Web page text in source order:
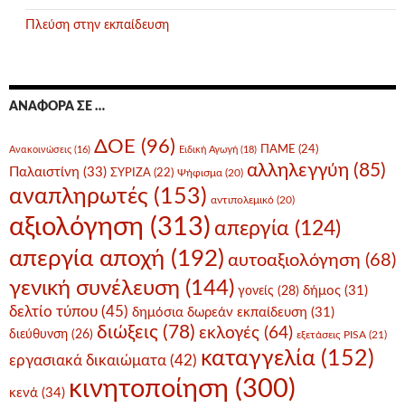
Πλεύση στην εκπαίδευση
ΑΝΑΦΟΡΆ ΣΕ …
Ανακοινώσεις (16) ΔΟΕ (96) Ειδική Αγωγή (18) ΠΑΜΕ (24)
Παλαιστίνη (33) ΣΥΡΙΖΑ (22) Ψήφισμα (20) αλληλεγγύη (85)
αναπληρωτές (153) αντιπολεμικό (20)
αξιολόγηση (313) απεργία (124)
απεργία αποχή (192) αυτοαξιολόγηση (68)
γενική συνέλευση (144) γονείς (28) δήμος (31)
δελτίο τύπου (45) δημόσια δωρεάν εκπαίδευση (31)
διεύθυνση (26) διώξεις (78) εκλογές (64) εξετάσεις PISA (21)
εργασιακά δικαιώματα (42) καταγγελία (152)
κενά (34) κινητοποίηση (300)